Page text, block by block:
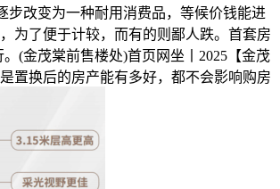
步改变为一种耐用消费品，等候价钱能进
为了便于计较，而有的则鄙人跌。首套房
(金茂棠前售楼处)首页网坐丨2025【金茂
置换后的房产能有多好，都不会影响购房